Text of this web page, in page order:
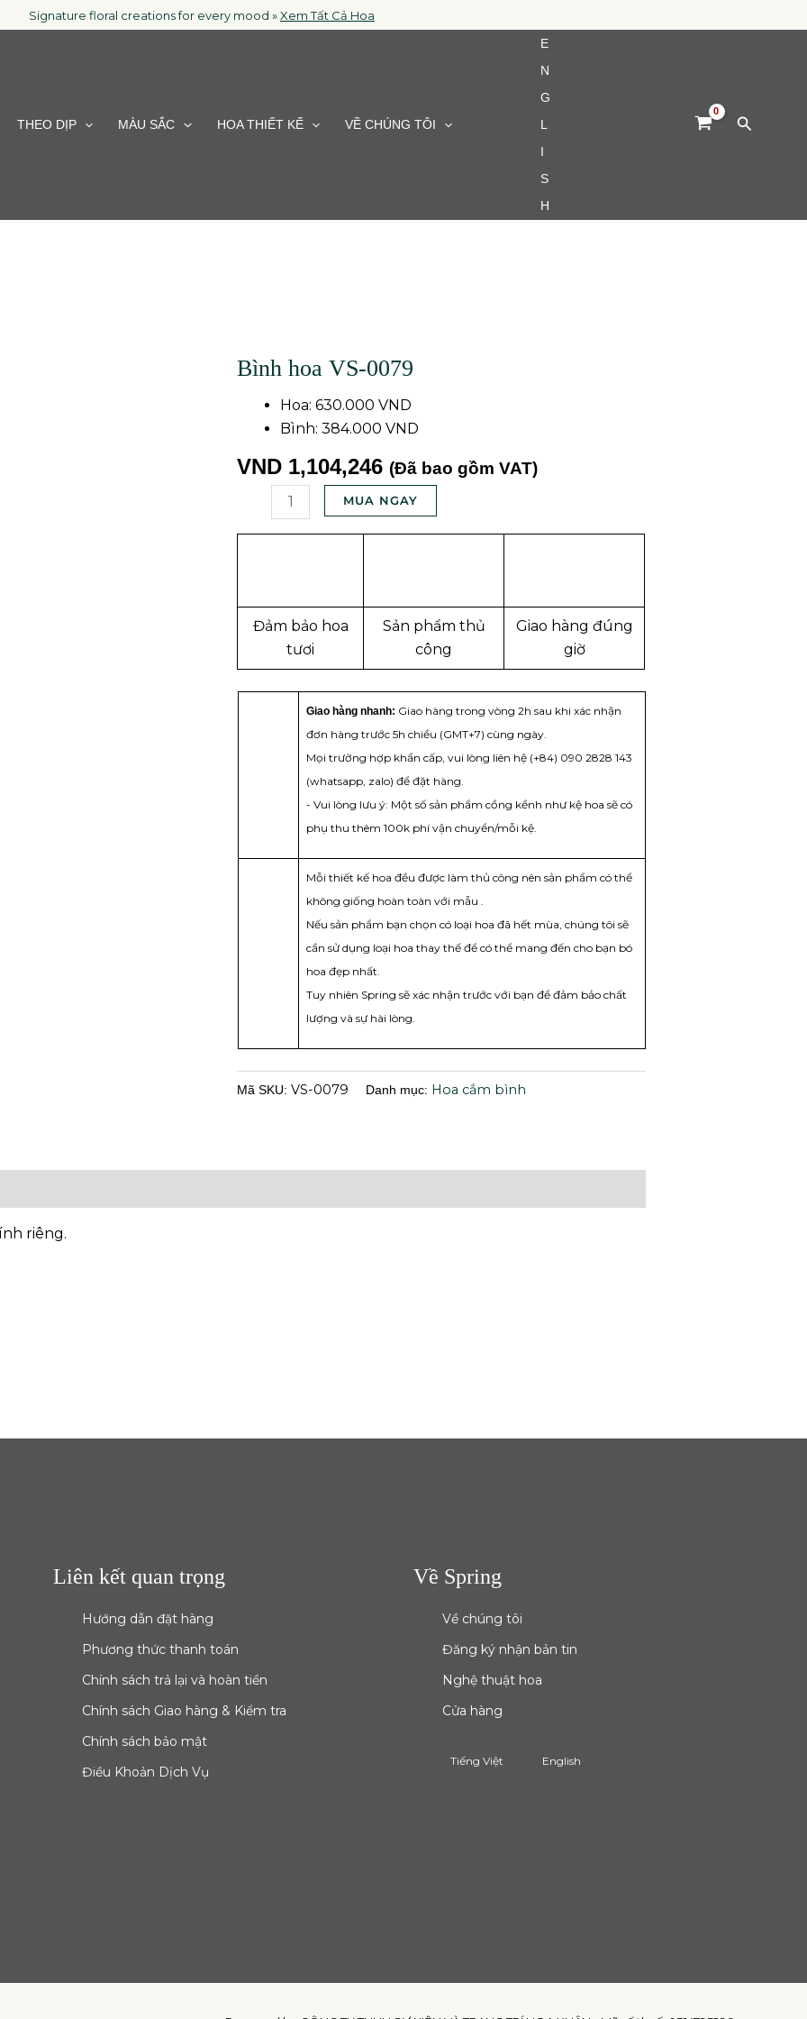
Signature floral creations for every mood »Xem Tất Cả Hoa
THEO DỊP MÀU SẮC HOA THIẾT KẾ VỀ CHÚNG TÔI
E
N
G
L
I
S
H
Tìm
Bình hoa VS-0079
Hoa: 630.000 VND
Bình: 384.000 VND
VND 1,104,246 (Đã bao gồm VAT)
Bình
0079
số
lượng
MUA NGAY
Đảm bảo hoa
tươi
Sản phẩm thủ
công
Giao hàng đúng
giờ
Giao hàng nhanh: Giao hàng trong vòng 2h sau khi xác nhận
đơn hàng trước 5h chiều (GMT+7) cùng ngày.
Mọi trường hợp khẩn cấp, vui lòng liên hệ (+84) 090 2828 143
(whatsapp, zalo) để đặt hàng.
- Vui lòng lưu ý: Một số sản phẩm cồng kềnh như kệ hoa sẽ có
phụ thu thêm 100k phí vận chuyển/mỗi kệ.
Mỗi thiết kế hoa đều được làm thủ công nên sản phẩm có thể
không giống hoàn toàn với mẫu .
Nếu sản phẩm bạn chọn có loại hoa đã hết mùa, chúng tôi sẽ
cần sử dụng loại hoa thay thế để có thể mang đến cho bạn bó
hoa đẹp nhất.
Tuy nhiên Spring sẽ xác nhận trước với bạn để đảm bảo chất
lượng và sự hài lòng.
Mã SKU:VS-0079 Danh mục: Hoa cắm bình
riêng.
Liên kết quan trọng
Hướng dẫn đặt hàng
Phương thức thanh toán
Chính sách trả lại và hoàn tiền
Chính sách Giao hàng & Kiểm tra
Chính sách bảo mật
Điều Khoản Dịch Vụ
Về Spring
Về chúng tôi
Đăng ký nhận bản tin
Nghệ thuật hoa
Cửa hàng
Tiếng Việt English